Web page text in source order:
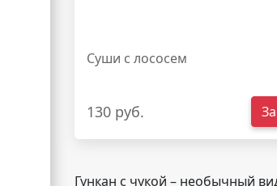
Суши с лососем
130 руб.
Гункан с чукой – необычный